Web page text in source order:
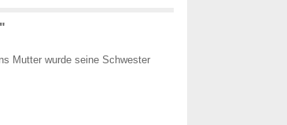
Mutter wurde seine Schwester